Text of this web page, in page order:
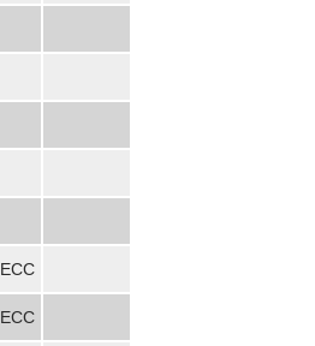
ECC
ECC